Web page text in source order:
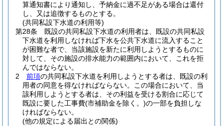
算通知書により通知し、予納金に過不足がある場合は還付
し、又は追徴するものとする。
(共同私設下水道の利用等)
第28条
既設の共同私設下水道の利用者は、既設の共同私設
下水道を利用しなければ下水を公共下水道に流入すること
が困難な者で、当該施設を新たに利用しようとするものに
対して、その施設の排水能力の範囲内において、これを拒
んではならない。
2
前項の共同私設下水道を利用しようとする者は、既設の利
用者の同意を得なければならない。
この場合において、当
該利用しようとする者は、その利益を受ける割合に応じて
既設に要した工事費(市補助金を除く。)の一部を負担しな
ければならない。
(他の規定による届出との関係)